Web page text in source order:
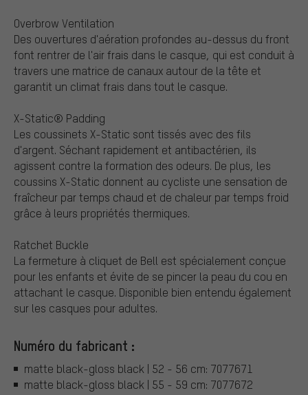
Overbrow Ventilation
Des ouvertures d'aération profondes au-dessus du front
font rentrer de l'air frais dans le casque, qui est conduit à
travers une matrice de canaux autour de la tête et
garantit un climat frais dans tout le casque.
X-Static® Padding
Les coussinets X-Static sont tissés avec des fils
d'argent. Séchant rapidement et antibactérien, ils
agissent contre la formation des odeurs. De plus, les
coussins X-Static donnent au cycliste une sensation de
fraîcheur par temps chaud et de chaleur par temps froid
grâce à leurs propriétés thermiques.
Ratchet Buckle
La fermeture à cliquet de Bell est spécialement conçue
pour les enfants et évite de se pincer la peau du cou en
attachant le casque. Disponible bien entendu également
sur les casques pour adultes.
Numéro du fabricant :
matte black-gloss black | 52 - 56 cm: 7077671
matte black-gloss black | 55 - 59 cm: 7077672